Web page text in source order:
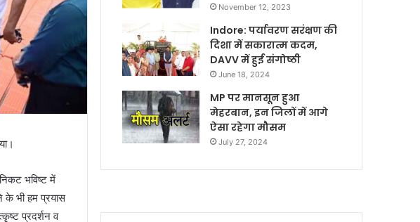
भविष्ट में
के भी हम प्रयास
प्रदर्शन व
November 12, 2023
Indore: पर्यावरण सरंक्षण की
दिशा में सकारात्म कदम,
DAVV में हुई संगोष्ठी
June 18, 2024
MP पर मानसून हुआ
मेहरबान, इन जिलों में आगे
ऐसा रहेगा मौसम
July 27, 2024